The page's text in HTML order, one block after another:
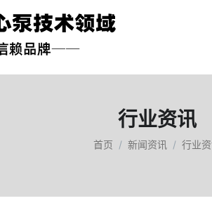
行业资讯
首页 新闻资讯 行业